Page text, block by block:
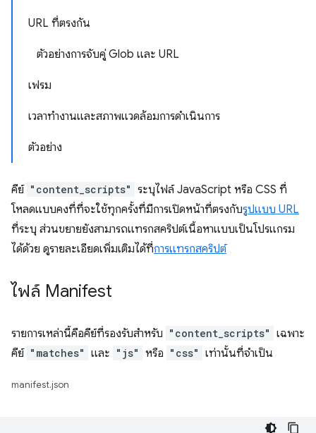
URL ที่ตรงกัน
ตัวอย่างการจับคู่ Glob และ URL
เฟรม
เวลาทำงานและสภาพแวดล้อมการดำเนินการ
ตัวอย่าง
คีย์ "content_scripts" ระบุไฟล์ JavaScript หรือ CSS ที่
โหลดแบบคงที่ที่จะใช้ทุกครั้งที่มีการเปิดหน้าที่ตรงกับรูปแบบ URL
ที่ระบุ ส่วนขยายยังสามารถแทรกสคริปต์เนื้อหาแบบเป็นโปรแกรม
ได้ด้วย ดูรายละเอียดเพิ่มเติมได้ที่การแทรกสคริปต์
ไฟล์ Manifest
รายการเหล่านี้คือคีย์ที่รองรับสำหรับ "content_scripts" เฉพาะ
คีย์ "matches" และ "js" หรือ "css" เท่านั้นที่จำเป็น
manifest.json